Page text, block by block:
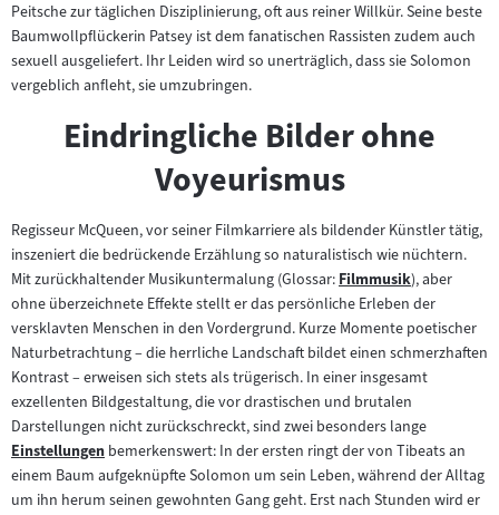
Peitsche zur täglichen Disziplinierung, oft aus reiner Willkür. Seine beste
Baumwollpflückerin Patsey ist dem fanatischen Rassisten zudem auch
sexuell ausgeliefert. Ihr Leiden wird so unerträglich, dass sie Solomon
vergeblich anfleht, sie umzubringen.
Eindringliche Bilder ohne
Voyeurismus
Regisseur McQueen, vor seiner Filmkarriere als bildender Künstler tätig,
inszeniert die bedrückende Erzählung so naturalistisch wie nüchtern.
Mit zurückhaltender Musikuntermalung (Glossar:Zum
Inhalt:
Filmmusik), aber
ohne überzeichnete Effekte stellt er das persönliche Erleben der
versklavten Menschen in den Vordergrund. Kurze Momente poetischer
Naturbetrachtung – die herrliche Landschaft bildet einen schmerzhaften
Kontrast – erweisen sich stets als trügerisch. In einer insgesamt
exzellenten Bildgestaltung, die vor drastischen und brutalen
Darstellungen nicht zurückschreckt, sind zwei besonders lange
Zum
Inhalt:
Einstellungen bemerkenswert: In der ersten ringt der von Tibeats an
einem Baum aufgeknüpfte Solomon um sein Leben, während der Alltag
um ihn herum seinen gewohnten Gang geht. Erst nach Stunden wird er